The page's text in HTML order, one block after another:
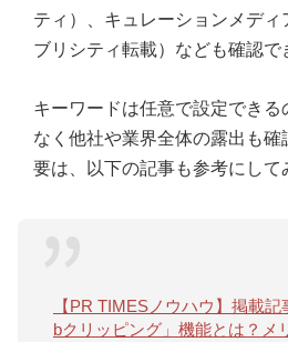
ティ）、キュレーションメデ
ブリシティ転載）なども確認で
キーワードは任意で設定でき
なく他社や業界全体の露出も
要は、以下の記事も参考にして
【PR TIMESノウハウ】掲載
bクリッピング」機能とは？メ